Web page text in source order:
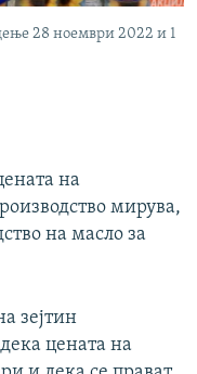
28 ноември 2022 и 1
на
мирува,
на масло за
зејтин
цената на